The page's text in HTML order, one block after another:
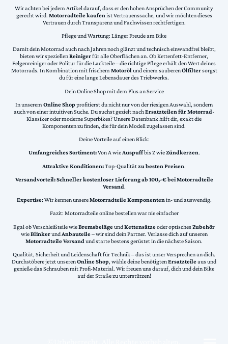
Wir achten bei jedem Artikel darauf, dass er den hohen Ansprüchen der Community
gerecht wird. Motorradteile kaufen ist Vertrauenssache, und wir möchten dieses
Vertrauen durch Transparenz und Fachwissen rechtfertigen.
Pflege und Wartung: Länger Freude am Bike
Damit dein Motorrad auch nach Jahren noch glänzt und technisch einwandfrei bleibt,
bieten wir speziellenReinigerfür alle Oberflächen an. Ob Kettenfett-Entferner,
Felgenreiniger oder Politur für die Lackteile – die richtige Pflege erhält den Wert deines
Motorrads. In Kombination mit frischemMotorölund einem sauberenÖlfiltersorgst
du für eine lange Lebensdauer des Triebwerks.
Dein Online Shop mit dem Plus an Service
In unserem Online Shopprofitierst du nicht nur von der riesigen Auswahl, sondern
auch von einer intuitiven Suche. Du suchst gezielt nachErsatzteilen für Motorrad-
Klassiker oder moderne Superbikes? Unsere Datenbank hilft dir, exakt die
Komponenten zu finden, die für dein Modell zugelassen sind.
Deine Vorteile auf einen Blick:
Umfangreiches Sortiment:Von A wieAuspuffbis Z wieZündkerzen.
Attraktive Konditionen:Top-Qualitätzu besten Preisen.
Versandvorteil:Schneller kostenloser Lieferung ab 100,-€ bei Motorradteile
Versand.
Expertise:Wir kennen unsereMotorradteile Komponentenin- und auswendig.
Fazit: Motorradteile online bestellen war nie einfacher
Egal ob Verschleißteile wieBremsbelägeundKettensätzeoder optischesZubehör
wieBlinkerundAnbauteile– wir sind dein Partner. Verlasse dich auf unseren
Motorradteile Versand und starte bestens gerüstet in die nächste Saison.
Qualität, Sicherheit und Leidenschaft für Technik – das ist unser Versprechen an dich.
Durchstöbere jetzt unserenOnline Shop, wähle deine benötigtenErsatzteileaus und
genieße das Schrauben mit Profi-Material. Wir freuen uns darauf, dich und dein Bike
auf der Straße zu unterstützen!